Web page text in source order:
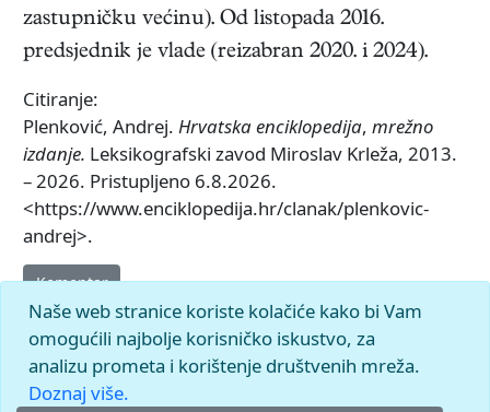
zastupničku većinu). Od listopada 2016.
predsjednik je vlade (reizabran 2020. i 2024).
Citiranje:
Plenković, Andrej. Hrvatska enciklopedija, mrežno
izdanje. Leksikografski zavod Miroslav Krleža, 2013.
– 2026. Pristupljeno 6.8.2026.
<https://www.enciklopedija.hr/clanak/plenkovic-
andrej>.
Komentar
Naše web stranice koriste kolačiće kako bi Vam
omogućili najbolje korisničko iskustvo, za
analizu prometa i korištenje društvenih mreža.
Doznaj više.